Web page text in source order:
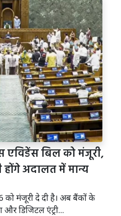
बिल को मंजूरी,
होंगे अदालत में मान्य
को मंजूरी दे दी है। अब बैंकों के
और डिजिटल एंट्री...